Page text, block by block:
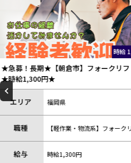
円～
作業
フト
[東区東浜/長期/時給1400円]
クリフトオペレーター]
エリア
職種 【軽作業・物流
給与